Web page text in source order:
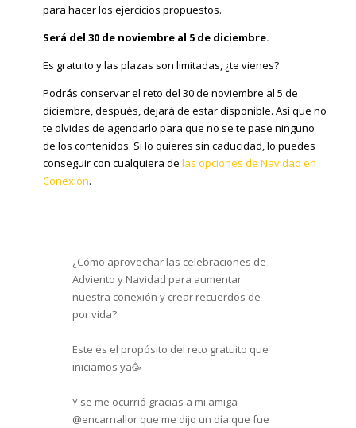
para hacer los ejercicios propuestos.
Será del 30 de noviembre al 5 de diciembre.
Es gratuito y las plazas son limitadas, ¿te vienes?
Podrás conservar el reto del 30 de noviembre al 5 de
diciembre, después, dejará de estar disponible. Así que no
te olvides de agendarlo para que no se te pase ninguno
de los contenidos. Si lo quieres sin caducidad, lo puedes
conseguir con cualquiera de las opciones de Navidad en
Conexión.
¿Cómo aprovechar las celebraciones de
Adviento y Navidad para aumentar
nuestra conexión y crear recuerdos de
por vida?
Este es el propósito del reto gratuito que
iniciamos ya🥳
Y se me ocurrió gracias a mi amiga
@encarnallor que me dijo un día que fue